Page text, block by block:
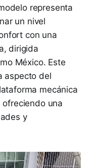
representa
un nivel
con una
dirigida
México. Este
aspecto del
mecánica
una
y